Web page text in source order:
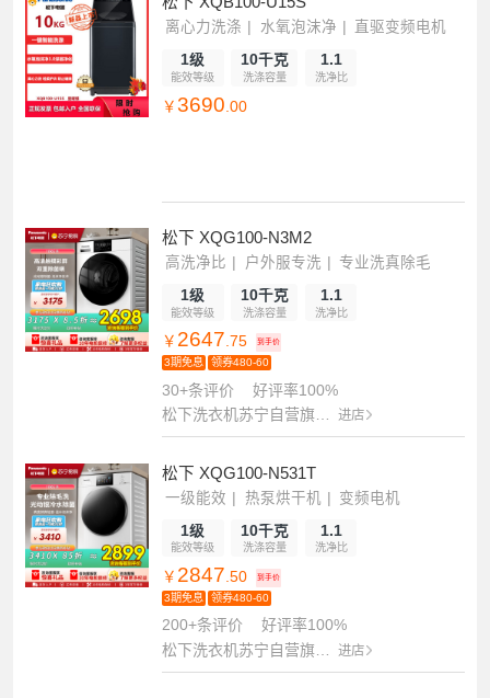
离心力洗涤 水氧泡沫净 直驱变频电机
1级
能效等级
10千克
洗涤容量
1.1
洗净比
￥ 3690 .00
松下 XQG100-N3M2
高洗净比 户外服专洗 专业洗真除毛
1级
能效等级
10千克
洗涤容量
1.1
洗净比
￥ 2647.75 到手价
3期免息 领券480-60
30+条评价
好评率100%
松下洗衣机苏宁自营旗舰店
进店
松下 XQG100-N531T
一级能效 热泵烘干机 变频电机
1级
能效等级
10千克
洗涤容量
1.1
洗净比
￥ 2847.50 到手价
3期免息 领券480-60
200+条评价
好评率100%
松下洗衣机苏宁自营旗舰店
进店